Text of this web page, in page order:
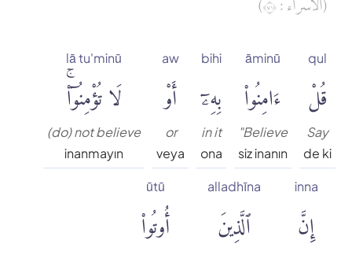
Muslim Shahin
Ömer Nasuhi Bilmen
Rowwad Translation Center
(الإسراء : ١٧)
qul
قُلْ
Say
de ki
āminū
ءَامِنُوا۟
"Believe
siz inanın
bihi
بِهِۦٓ
in it
ona
aw
أَوْ
or
veya
lā tu'minū
لَا تُؤْمِنُوٓا۟ۚ
(do) not believe
inanmayın
inna
إِنَّ
alladhīna
ٱلَّذِينَ
ūtū
أُوتُوا۟